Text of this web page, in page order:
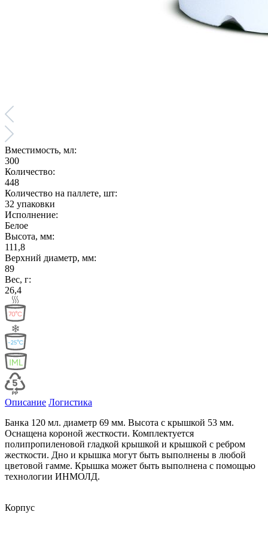
Вместимость, мл:
300
Количество:
448
Количество на паллете, шт:
32 упаковки
Исполнение:
Белое
Высота, мм:
111,8
Верхний диаметр, мм:
89
Вес, г:
26,4
Описание Логистика
Банка 120 мл. диаметр 69 мм. Высота с крышкой 53 мм.
Оснащена короной жесткости. Комплектуется
полипропиленовой гладкой крышкой и крышкой с ребром
жесткости. Дно и крышка могут быть выполнены в любой
цветовой гамме. Крышка может быть выполнена с помощью
технологии ИНМОЛД.
Корпус